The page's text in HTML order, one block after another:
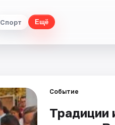
Спорт Ещё
Событие
Традиции